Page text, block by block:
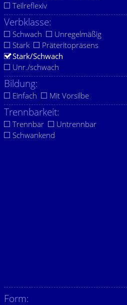
Teilreflexiv
Verbklasse:
Schwach
Unregelmäßig
Stark
Präteritopräsens
Stark/Schwach
Unr./schwach
Bildung:
Einfach Mit Vorsilbe
Trennbarkeit:
Trennbar
Untrennbar
Schwankend
Form: